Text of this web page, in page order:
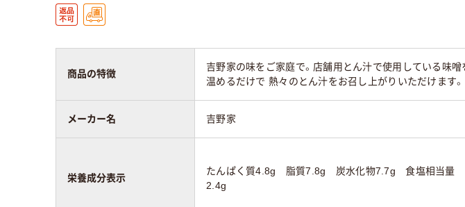
商品の特徴
吉野家の味をご家庭で。店舗用とん汁で使用している味噌
温めるだけで 熱々のとん汁をお召し上がりいただけます。
メーカー名 吉野家
栄養成分表示
たんぱく質4.8g 脂質7.8g 炭水化物7.7g 食塩相当量
2.4g